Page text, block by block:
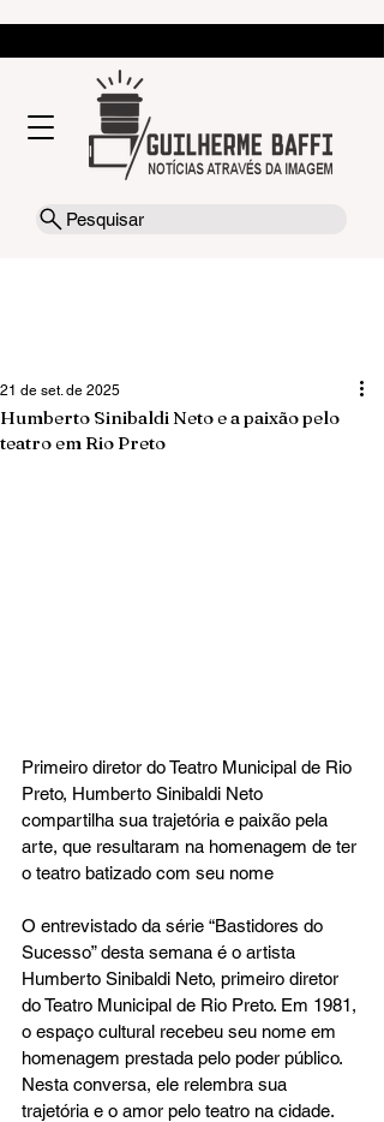
Pesquisar
Humberto Sinibaldi Neto e a paixão pelo
teatro em Rio Preto
21 de set. de 2025
Primeiro diretor do Teatro Municipal de Rio
Preto, Humberto Sinibaldi Neto
compartilha sua trajetória e paixão pela
arte, que resultaram na homenagem de ter
o teatro batizado com seu nome
O entrevistado da série “Bastidores do
Sucesso” desta semana é o artista
Humberto Sinibaldi Neto, primeiro diretor
do Teatro Municipal de Rio Preto. Em 1981,
o espaço cultural recebeu seu nome em
homenagem prestada pelo poder público.
Nesta conversa, ele relembra sua
trajetória e o amor pelo teatro na cidade.